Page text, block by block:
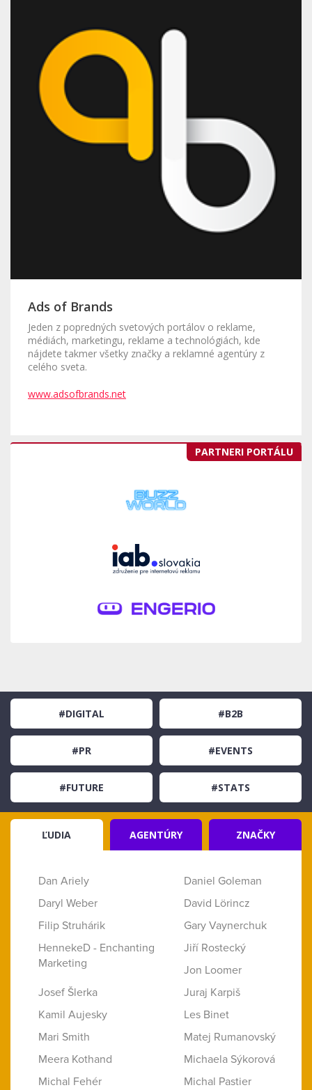
Ads of Brands
Jeden z popredných svetových portálov o reklame,
médiách, marketingu, reklame a technológiách, kde
nájdete takmer všetky značky a reklamné agentúry z
celého sveta.
www.adsofbrands.net
PARTNERI PORTÁLU
#DIGITAL #B2B
#PR #EVENTS
#FUTURE #STATS
ĽUDIA AGENTÚRY ZNAČKY
Dan Ariely
Daniel Goleman
Daryl Weber
David Lörincz
Filip Struhárik
Gary Vaynerchuk
HennekeD - Enchanting
Marketing
Jiří Rostecký
Jon Loomer
Josef Šlerka
Juraj Karpiš
Kamil Aujesky
Les Binet
Mari Smith
Matej Rumanovský
Meera Kothand
Michaela Sýkorová
Michal Fehér
Michal Pastier